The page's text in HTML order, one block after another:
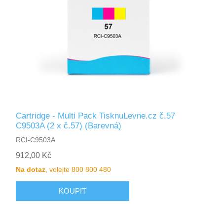
Cartridge - Multi Pack TisknuLevne.cz č.57
C9503A (2 x č.57) (Barevná)
RCI-C9503A
912,00 Kč
Na dotaz , volejte 800 800 480